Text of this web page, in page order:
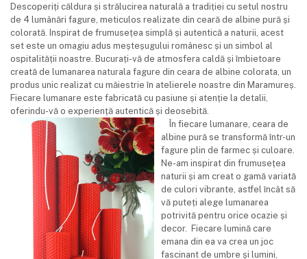
Descoperiți căldura și strălucirea naturală a tradiției cu setul nostru
de 4 lumânări fagure, meticulos realizate din ceară de albine pură și
colorată. Inspirat de frumusețea simplă și autentică a naturii, acest
set este un omagiu adus meșteșugului românesc și un simbol al
ospitalității noastre. Bucurați-vă de atmosfera caldă și îmbietoare
creată de lumanarea naturala fagure din ceara de albine colorata, un
produs unic realizat cu măiestrie în atelierele noastre din Maramureș.
Fiecare lumanare este fabricată cu pasiune și atenție la detalii,
oferindu-vă o experiență autentică și deosebită.
În fiecare lumanare, ceara de
albine pură se transformă într-un
fagure plin de farmec și culoare.
Ne-am inspirat din frumusețea
naturii și am creat o gamă variată
de culori vibrante, astfel încât să
vă puteți alege lumanarea
potrivită pentru orice ocazie și
decor. Fiecare lumină care
emana din ea va crea un joc
fascinant de umbre și lumini,